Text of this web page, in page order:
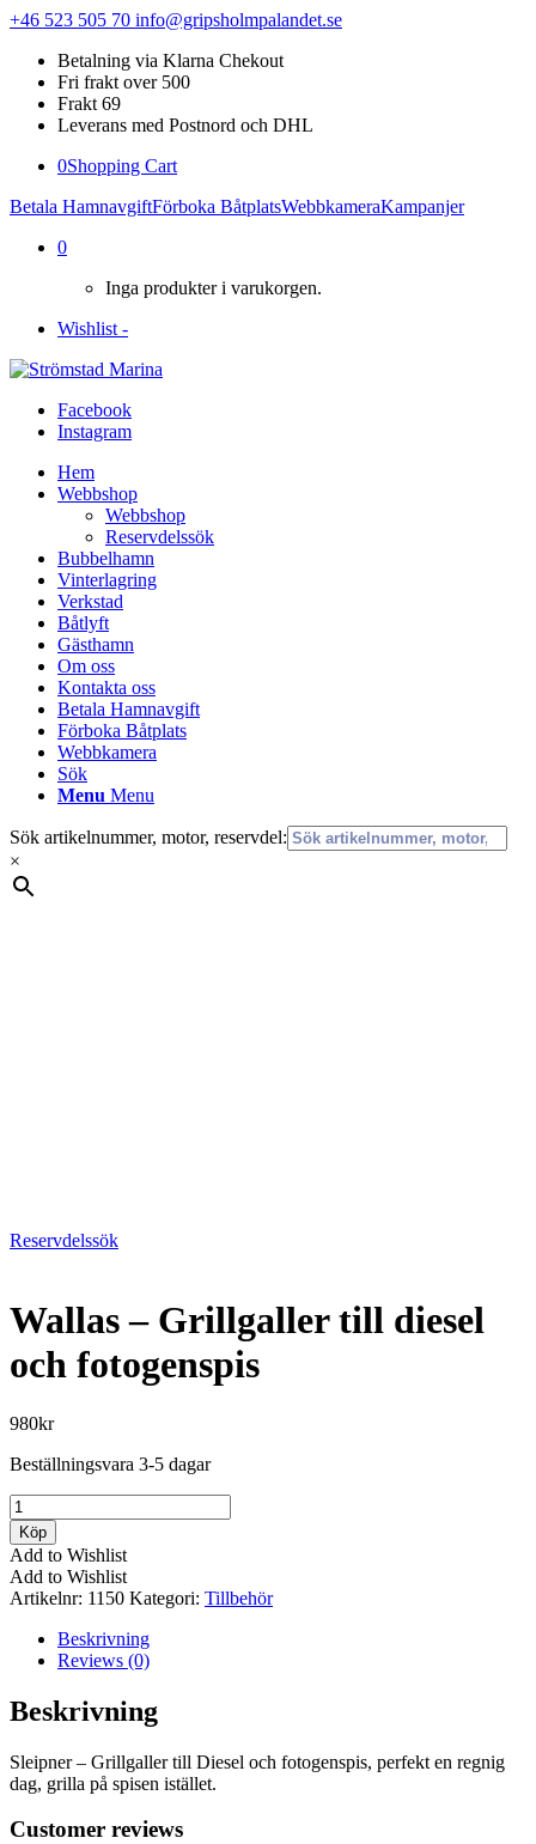
+46 523 505 70 info@gripsholmpalandet.se
Betalning via Klarna Chekout
Fri frakt over 500
Frakt 69
Leverans med Postnord och DHL
0Shopping Cart
Betala HamnavgiftFörboka BåtplatsWebbkameraKampanjer
0
Inga produkter i varukorgen.
Wishlist -
Facebook
Instagram
Hem
Webbshop
Webbshop
Reservdelssök
Bubbelhamn
Vinterlagring
Verkstad
Båtlyft
Gästhamn
Om oss
Kontakta oss
Betala Hamnavgift
Förboka Båtplats
Webbkamera
Sök
Menu Menu
Sök artikelnummer, motor, reservdel:
×
Reservdelssök
Wallas – Grillgaller till diesel
och fotogenspis
980kr
Beställningsvara 3-5 dagar
Wallas
-
Grillgaller
till
diesel
och
fotogenspis
mängd
Köp
Add to Wishlist
Add to Wishlist
Artikelnr: 1150 Kategori: Tillbehör
Beskrivning
Reviews (0)
Beskrivning
Sleipner – Grillgaller till Diesel och fotogenspis, perfekt en regnig
dag, grilla på spisen istället.
Customer reviews